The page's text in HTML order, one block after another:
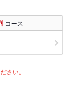
コース
さい。